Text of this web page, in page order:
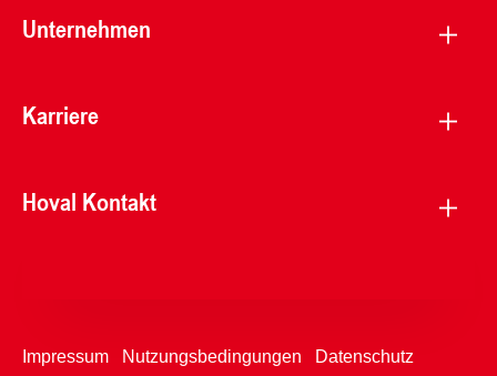
Unternehmen
Karriere
Hoval Kontakt
Impressum Nutzungsbedingungen
Datenschutz